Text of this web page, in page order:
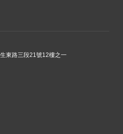
東路三段21號12樓之一